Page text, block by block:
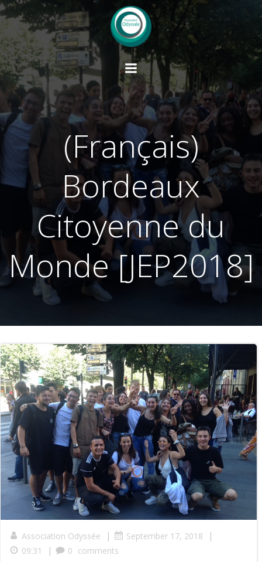
Springe
zum
Inhalt
(Français)
Bordeaux
Citoyenne du
Monde [JEP2018]
Association Odyssée | September 17, 2018 |
09:31 | 0 comments